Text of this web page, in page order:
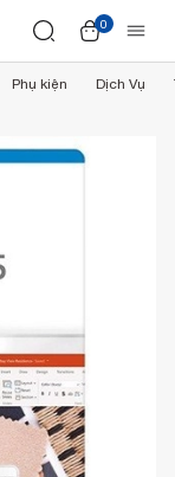
0
Phụ kiện Dịch Vụ